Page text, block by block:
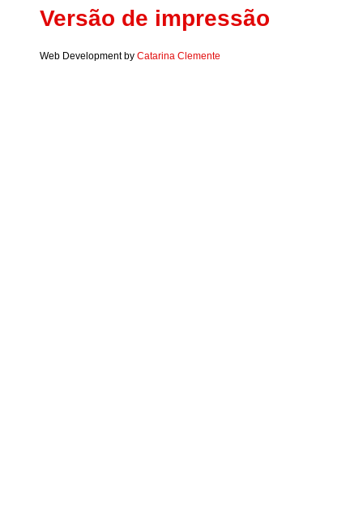
Versão de impressão
Web Development by Catarina Clemente